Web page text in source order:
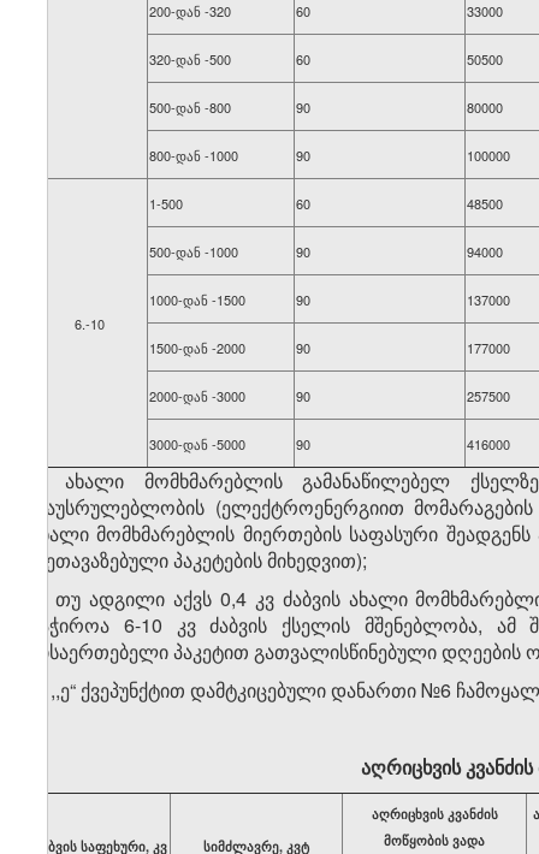
200-დან -320 60 33000
320-დან -500 60 50500
500-დან -800 90 80000
800-დან -1000 90 100000
6.-10
1-500 60 48500
500-დან -1000 90 94000
1000-დან -1500 90 137000
1500-დან -2000 90 177000
2000-დან -3000 90 257500
3000-დან -5000 90 416000
ბ) ახალი მომხმარებლის გამანაწილებელ
დაუსრულებლობის (ელექტროენერგიით
ახალი მომხმარებლის მიერთების საფასური
(შეთავაზებული პაკეტების მიხედვით);
გ) თუ ადგილი აქვს 0,4 კვ ძაბვის ახალი
საჭიროა 6-10 კვ ძაბვის ქსელის მშენებლობა,
მისაერთებელი პაკეტით გათვალისწინებული დღეების
ბ) ,,ე“ ქვეპუნქტით დამტკიცებული დანართი №6
აღრიცხვის
ძაბვის საფეხური, კვ სიმძლავრე, კვტ
აღრიცხვის კვანძის
მოწყობის ვადა